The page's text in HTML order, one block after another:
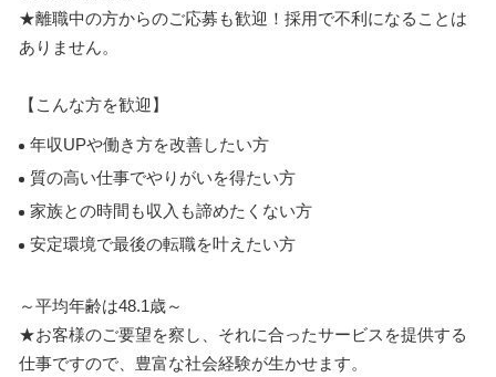
★離職中の方からのご応募も歓迎！採用で不利になることは
ありません。
【こんな方を歓迎】
年収UPや働き方を改善したい方
質の高い仕事でやりがいを得たい方
家族との時間も収入も諦めたくない方
安定環境で最後の転職を叶えたい方
～平均年齢は48.1歳～
★お客様のご要望を察し、それに合ったサービスを提供する
仕事ですので、豊富な社会経験が生かせます。